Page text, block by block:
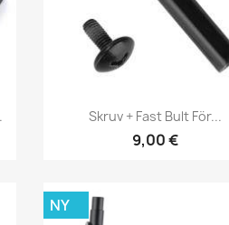
Snabbvy
Skruv + Fast Bult För...
9,00 €
NY